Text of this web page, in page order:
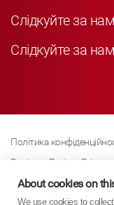
Слідкуйте за
Слідкуйте за
Політика
Business Partner Privacy
Політика щодо файлів
Сучасна політика
About cookies on
We use cookies to